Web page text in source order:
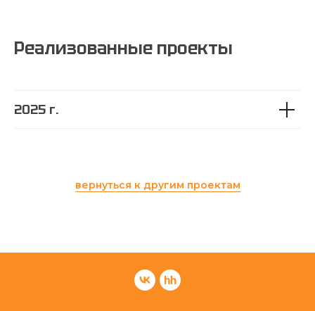
Реализованные проекты
2025 г.
вернуться к другим проектам